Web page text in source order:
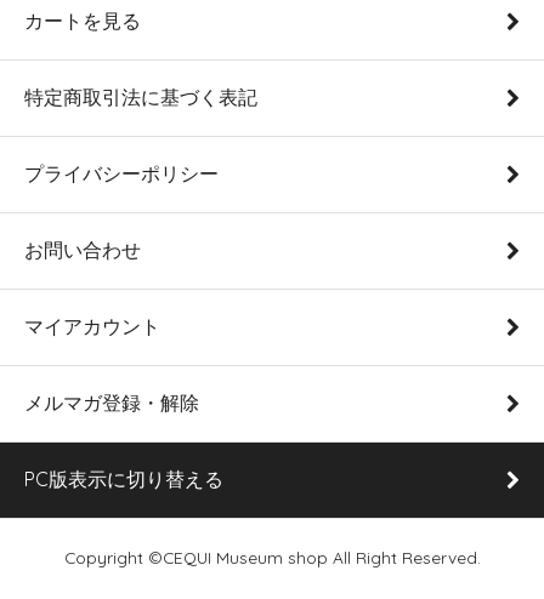
カートを見る
特定商取引法に基づく表記
プライバシーポリシー
お問い合わせ
マイアカウント
メルマガ登録・解除
PC版表示に切り替える
Copyright ©CEQUI Museum shop All Right Reserved.